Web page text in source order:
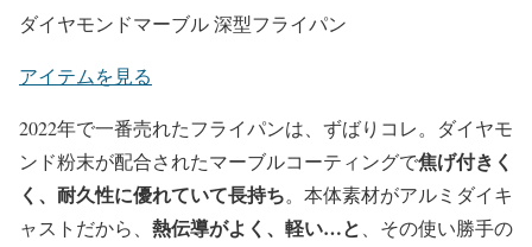
ダイヤモンドマーブル 深型フライパン
アイテムを見る
2022年で一番売れたフライパンは、ずばりコレ。ダイヤモ
ンド粉末が配合されたマーブルコーティングで焦げ付きく
く、耐久性に優れていて長持ち。本体素材がアルミダイキ
ャストだから、 熱伝導がよく、軽い…と、その使い勝手の